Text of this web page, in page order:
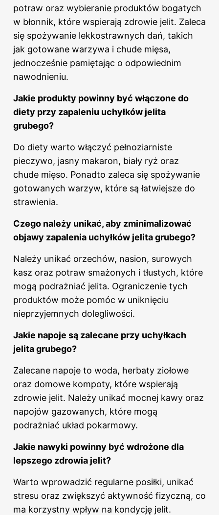
potraw oraz wybieranie produktów bogatych
w błonnik, które wspierają zdrowie jelit. Zaleca
się spożywanie lekkostrawnych dań, takich
jak gotowane warzywa i chude mięsa,
jednocześnie pamiętając o odpowiednim
nawodnieniu.
Jakie produkty powinny być włączone do
diety przy zapaleniu uchyłków jelita
grubego?
Do diety warto włączyć pełnoziarniste
pieczywo, jasny makaron, biały ryż oraz
chude mięso. Ponadto zaleca się spożywanie
gotowanych warzyw, które są łatwiejsze do
strawienia.
Czego należy unikać, aby zminimalizować
objawy zapalenia uchyłków jelita grubego?
Należy unikać orzechów, nasion, surowych
kasz oraz potraw smażonych i tłustych, które
mogą podrażniać jelita. Ograniczenie tych
produktów może pomóc w uniknięciu
nieprzyjemnych dolegliwości.
Jakie napoje są zalecane przy uchyłkach
jelitagrubego?
Zalecane napoje to woda, herbaty ziołowe
oraz domowe kompoty, które wspierają
zdrowie jelit. Należy unikać mocnej kawy oraz
napojów gazowanych, które mogą
podrażniać układ pokarmowy.
Jakie nawyki powinny być wdrożone dla
lepszego zdrowia jelit?
Warto wprowadzić regularne posiłki, unikać
stresu oraz zwiększyć aktywność fizyczną, co
ma korzystny wpływ na kondycję jelit.